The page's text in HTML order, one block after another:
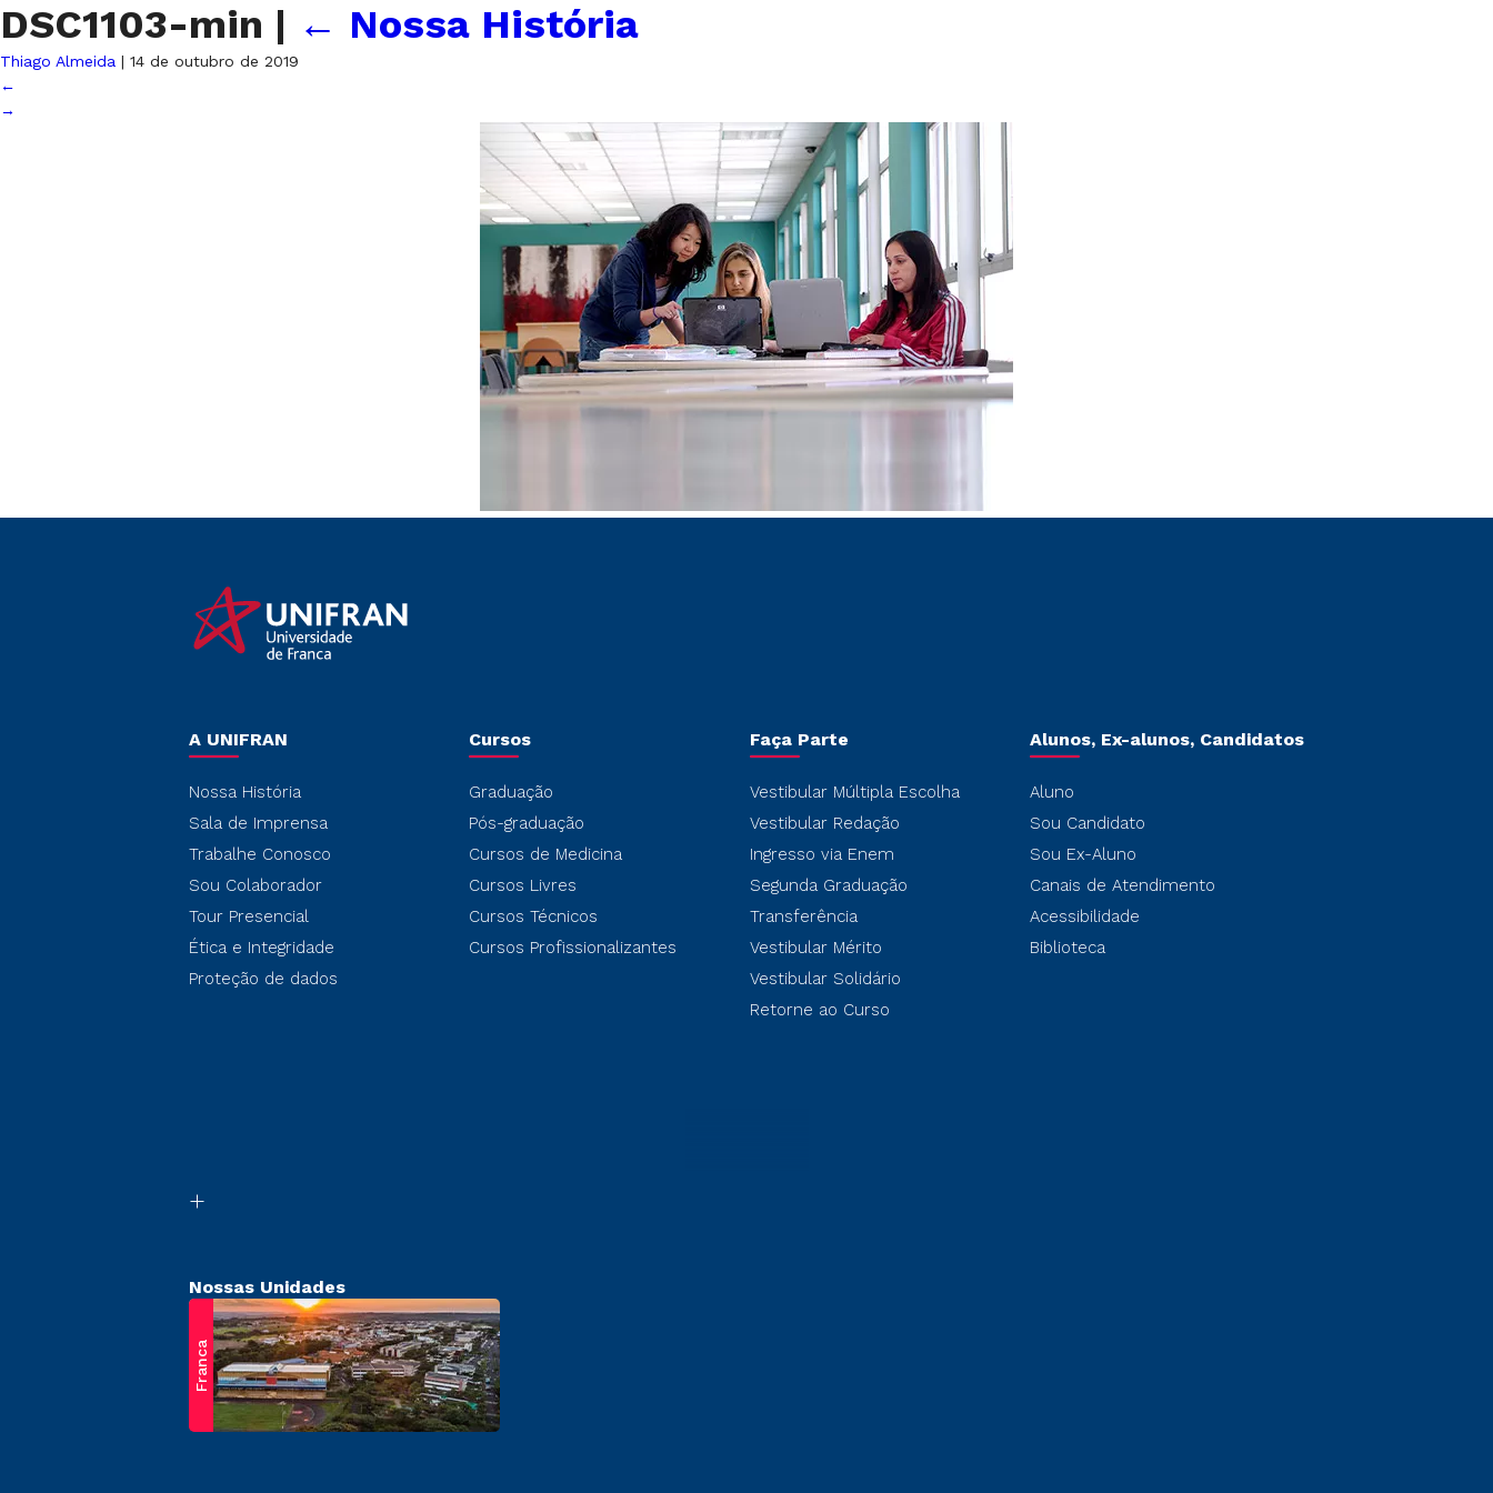
DSC1103-min | ← Nossa História
Thiago Almeida | 14 de outubro de 2019
←
→
A UNIFRAN
Nossa História
Sala de Imprensa
Trabalhe Conosco
Sou Colaborador
Tour Presencial
Ética e Integridade
Proteção de dados
Cursos
Graduação
Pós-graduação
Cursos de Medicina
Cursos Livres
Cursos Técnicos
Cursos Profissionalizantes
Faça Parte
Vestibular Múltipla Escolha
Vestibular Redação
Ingresso via Enem
Segunda Graduação
Transferência
Vestibular Mérito
Vestibular Solidário
Retorne ao Curso
Alunos, Ex-alunos, Candidatos
Aluno
Sou Candidato
Sou Ex-Aluno
Canais de Atendimento
Acessibilidade
Biblioteca
Nossas Unidades
Franca